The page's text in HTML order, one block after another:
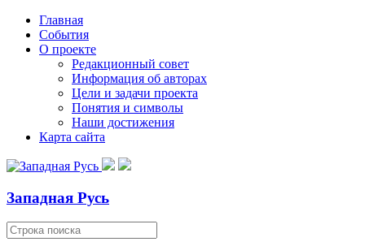
Главная
События
О проекте
Редакционный совет
Информация об авторах
Цели и задачи проекта
Понятия и символы
Наши достижения
Карта сайта
Западная Русь